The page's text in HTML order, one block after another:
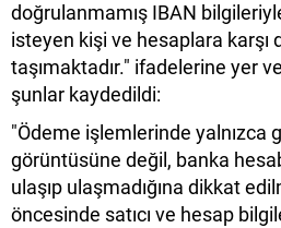
doğrulanmamış IBAN
isteyen kişi ve hesaplara karşı
taşımaktadır." ifadelerine yer
şunlar kaydedildi:
"Ödeme işlemlerinde yalnızca
görüntüsüne değil, banka
ulaşıp ulaşmadığına dikkat
öncesinde satıcı ve hesap